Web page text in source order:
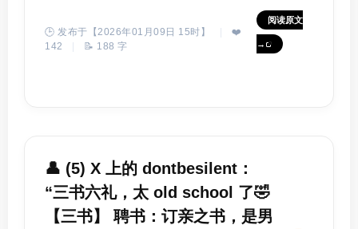
🕒 发布于【2026年01月09日 15时】
❤️
142
📝 188 字
阅读原文
→
👤 (5) X 上的 dontbesilent：
“三书六礼，太 old school 了🤣
【三书】 聘书：订亲之书，是男